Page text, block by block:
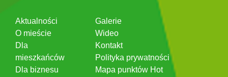
Aktualności
O mieście
Dla
mieszkańców
Dla biznesu
Galerie
Wideo
Kontakt
Polityka prywatności
Mapa punktów Hot